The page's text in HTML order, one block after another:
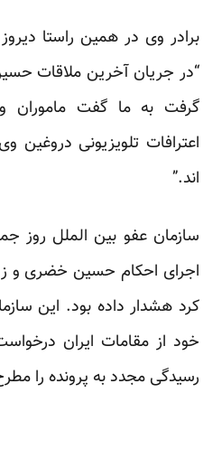
برادر وی در همین راستا
“در جریان آخرین ملاقات
گرفت به ما گفت ماموران
اعترافات تلویزیونی دروغین
اند.”
اجرای احکام حسین خضری و
کرد هشدار داده بود. این
خود از مقامات ایران
رسیدگی مجدد به پرونده را